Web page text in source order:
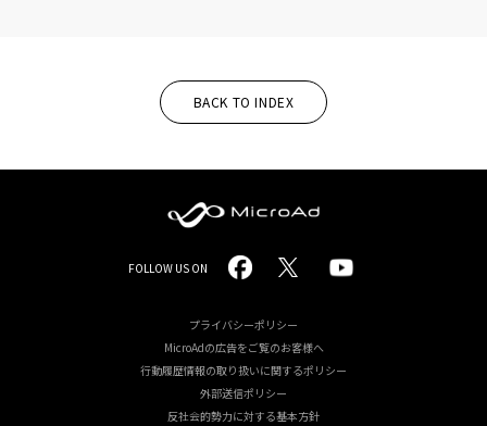
BACK TO INDEX
MicroAd
-
Redesigning
the
Future
FOLLOW US ON
プライバシーポリシー
MicroAdの広告をご覧のお客様へ
行動履歴情報の取り扱いに関するポリシー
外部送信ポリシー
反社会的勢力に対する基本方針